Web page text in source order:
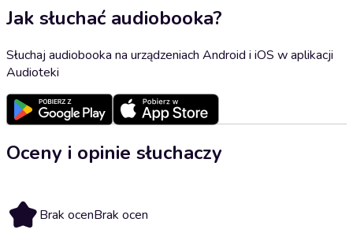
Jak słuchać audiobooka?
Słuchaj audiobooka na urządzeniach Android i iOS w aplikacji
Audioteki
Oceny i opinie słuchaczy
Brak ocenBrak ocen